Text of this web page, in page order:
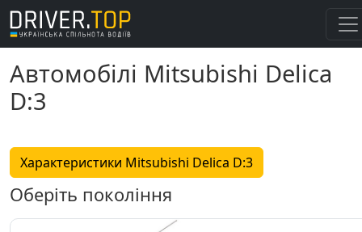
Автомобілі Mitsubishi Delica
D:3
Характеристики Mitsubishi Delica D:3
Оберіть покоління